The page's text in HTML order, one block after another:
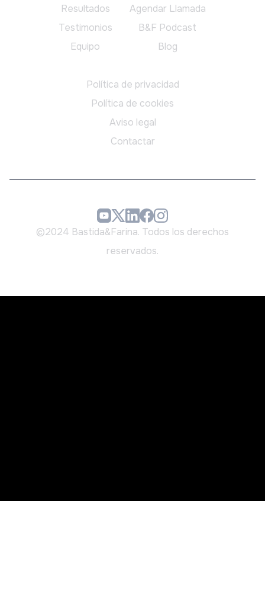
Resultados
Testimonios
Equipo
Agendar Llamada
B&F Podcast
Blog
Política de privacidad
Política de cookies
Aviso legal
Contactar
©2024 Bastida&Farina. Todos los derechos
reservados.